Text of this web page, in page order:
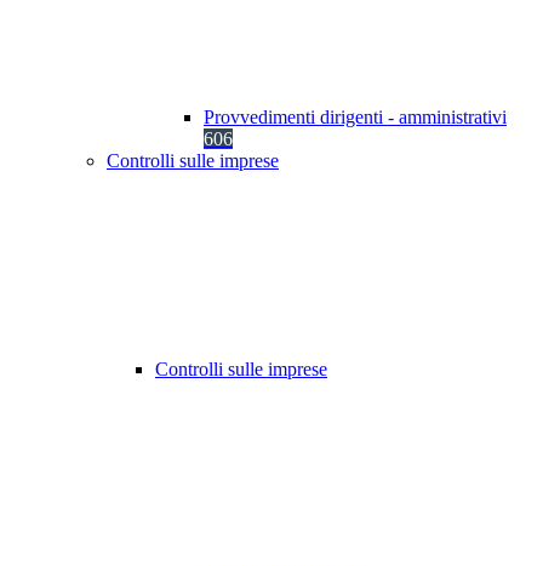
Provvedimenti dirigenti - amministrativi
606
Controlli sulle imprese
Controlli sulle imprese